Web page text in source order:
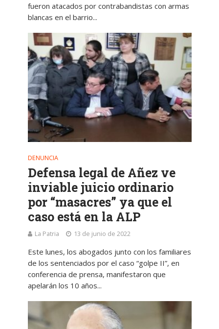
fueron atacados por contrabandistas con armas
blancas en el barrio...
DENUNCIA
Defensa legal de Añez ve
inviable juicio ordinario
por “masacres” ya que el
caso está en la ALP
La Patria 13 de junio de 2022
Este lunes, los abogados junto con los familiares
de los sentenciados por el caso “golpe II”, en
conferencia de prensa, manifestaron que
apelarán los 10 años...